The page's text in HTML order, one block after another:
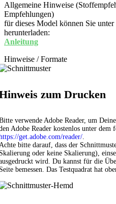
Allgemeine Hinweise
Empfehlungen)
für dieses Model können Sie
herunterladen:
Anleitung
Hinweise / Formate
zum Drucken
verwende Adobe Reader, um
Adobe Reader kostenlos unter
get.adobe.com/reader/
bitte darauf, dass der
oder keine Skalierung),
wird. Du kannst für die
bemessen. Das Testquadrat hat